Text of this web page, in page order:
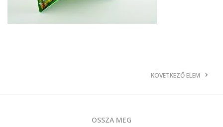
KÖVETKEZŐ ELEM
OSSZA MEG